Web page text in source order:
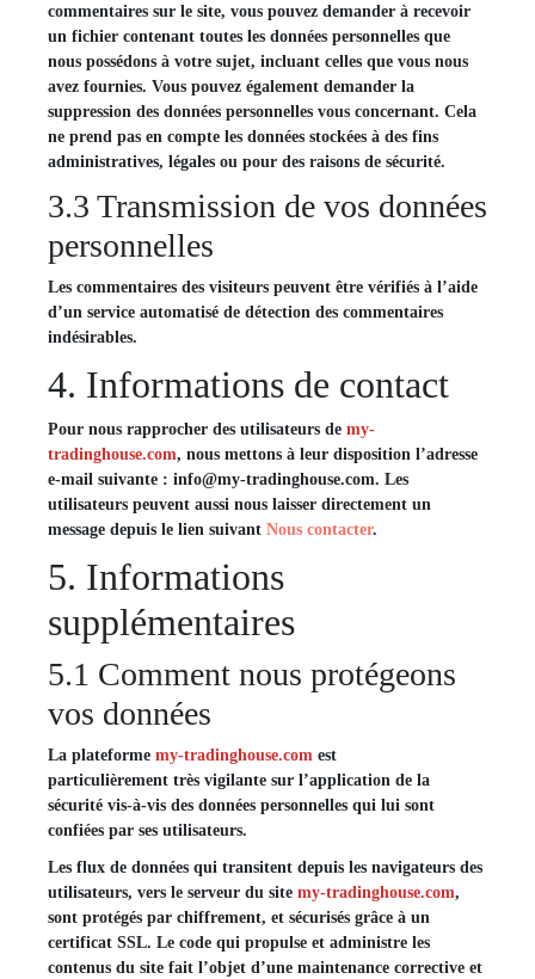
commentaires sur le site, vous pouvez demander à recevoir
un fichier contenant toutes les données personnelles que
nous possédons à votre sujet, incluant celles que vous nous
avez fournies. Vous pouvez également demander la
suppression des données personnelles vous concernant. Cela
ne prend pas en compte les données stockées à des fins
administratives, légales ou pour des raisons de sécurité.
3.3 Transmission de vos données
personnelles
Les commentaires des visiteurs peuvent être vérifiés à l’aide
d’un service automatisé de détection des commentaires
indésirables.
4. Informations de contact
Pour nous rapprocher des utilisateurs de my-
tradinghouse.com, nous mettons à leur disposition l’adresse
e-mail suivante : info@my-tradinghouse.com. Les
utilisateurs peuvent aussi nous laisser directement un
message depuis le lien suivant Nous contacter.
5. Informations
supplémentaires
5.1 Comment nous protégeons
vos données
La plateforme my-tradinghouse.com est
particulièrement très vigilante sur l’application de la
sécurité vis-à-vis des données personnelles qui lui sont
confiées par ses utilisateurs.
Les flux de données qui transitent depuis les navigateurs des
utilisateurs, vers le serveur du site my-tradinghouse.com,
sont protégés par chiffrement, et sécurisés grâce à un
certificat SSL. Le code qui propulse et administre les
contenus du site fait l’objet d’une maintenance corrective et